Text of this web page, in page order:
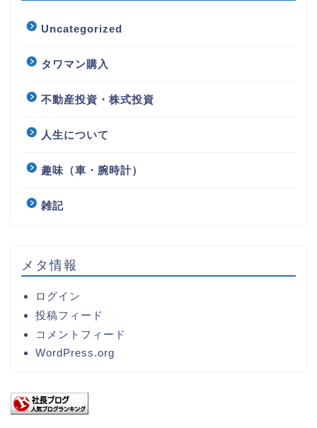
Uncategorized
タワマン購入
不動産投資・株式投資
人生について
趣味（車・腕時計）
雑記
メタ情報
ログイン
投稿フィード
コメントフィード
WordPress.org